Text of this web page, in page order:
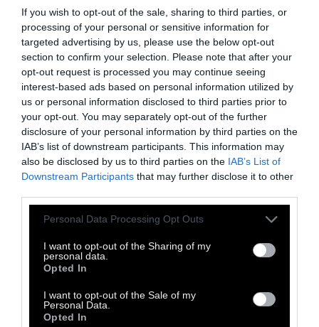
If you wish to opt-out of the sale, sharing to third parties, or
processing of your personal or sensitive information for
targeted advertising by us, please use the below opt-out
section to confirm your selection. Please note that after your
opt-out request is processed you may continue seeing
interest-based ads based on personal information utilized by
us or personal information disclosed to third parties prior to
your opt-out. You may separately opt-out of the further
disclosure of your personal information by third parties on the
IAB’s list of downstream participants. This information may
also be disclosed by us to third parties on the IAB’s List of
Downstream Participants that may further disclose it to other
Personal Data Processing Opt Outs
I want to opt-out of the Sharing of my
personal data.
Opted In
I want to opt-out of the Sale of my
Personal Data.
Opted In
Η αποσυμφόρηση έχει μετατεθεί σε άγνωστο
χρόνο, και κανένα χρονοδιάγραμμα δεν
εφαρμόζεται. Μοιάζει πραγματικά, ο COVID-
19 να είναι το τελευταίο πράγμα που
απασχολεί όσους ζουν στον καταυλισμό.
Όταν δεν υπάρχουν τα βασικά και οι
πρόσφυγες δεν τρέφονται κανονικά, τότε
είναι σαφές ότι θα αρρωστήσουν,
Τα πλάνα είναι ενδεικτικά της αθλιότητας
και της ντροπής. Πάνω από 7.000 άνθρωποι
σε 1.200 περίπου σκηνές, ζουν μια επίγεια